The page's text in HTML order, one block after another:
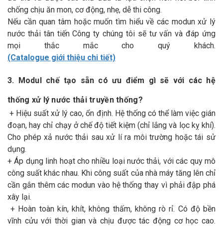
chống chịu ăn mon, cơ động, nhẹ, dễ thi công.
Nếu cần quan tâm hoặc muốn tìm hiểu về các modun xử lý
nước thải tân tiến Công ty chúng tôi sẽ tư vấn và đáp ứng
mọi thắc mắc cho quý khách.
(Catalogue giới thiệu chi tiết)
3. Modul chế tạo sẵn có ưu điểm gì sẽ với các hệ
thống xử lý nước thải truyền thống?
+ Hiệu suất xử lý cao, ổn định. Hệ thống có thể làm việc gián
đoạn, hay chỉ chạy ở chế độ tiết kiệm (chỉ lắng và lọc kỵ khí).
Cho phép xả nước thải sau xử lí ra môi trường hoặc tái sử
dụng.
+ Áp dụng linh hoạt cho nhiều loại nước thải, với các quy mô
công suất khác nhau. Khi công suất của nhà máy tăng lên chỉ
cần gắn thêm các modun vào hệ thống thay vì phải đập phá
xây lại.
+ Hoàn toàn kín, khít, không thấm, không rò rỉ. Có độ bền
vĩnh cửu với thời gian và chịu được tác động cơ học cao.